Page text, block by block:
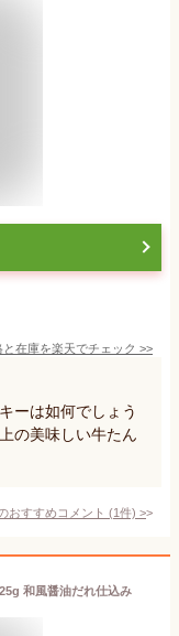
と在庫を楽天でチェック >>
ーは如何でしょう
の美味しい牛たん
おすすめコメント (1件) >
和風醤油だれ仕込み